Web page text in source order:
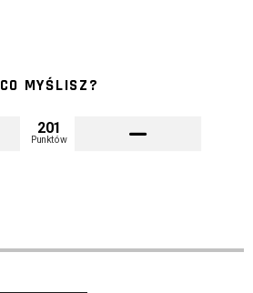
CO MYŚLISZ?
201
Punktów